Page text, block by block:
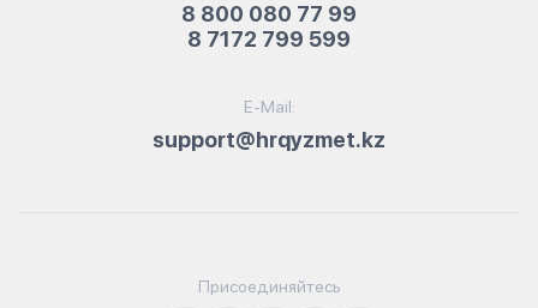
8 800 080 77 99
8 7172 799 599
E-Mail:
support@hrqyzmet.kz
Присоединяйтесь